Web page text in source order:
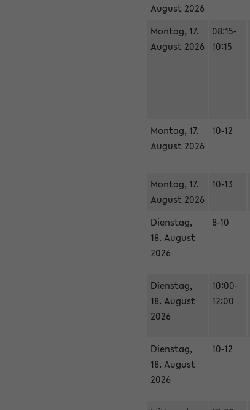
August 2026
Montag, 17.
August 2026
08:15-
10:15
Montag, 17.
August 2026
10-12
Montag, 17.
August 2026
10-13
Dienstag,
18. August
2026
8-10
Dienstag,
18. August
2026
10:00-
12:00
Dienstag,
18. August
2026
10-12